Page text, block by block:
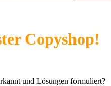
Copyshop!
und Lösungen formuliert?